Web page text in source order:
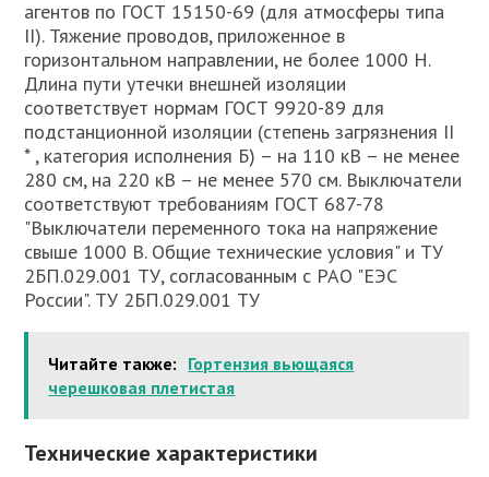
агентов по ГОСТ 15150-69 (для атмосферы типа
II). Тяжение проводов, приложенное в
горизонтальном направлении, не более 1000 Н.
Длина пути утечки внешней изоляции
соответствует нормам ГОСТ 9920-89 для
подстанционной изоляции (степень загрязнения II
* , категория исполнения Б) – на 110 кВ – не менее
280 см, на 220 кВ – не менее 570 см. Выключатели
соответствуют требованиям ГОСТ 687-78
"Выключатели переменного тока на напряжение
свыше 1000 В. Общие технические условия" и ТУ
2БП.029.001 ТУ, согласованным с РАО "ЕЭС
России". ТУ 2БП.029.001 ТУ
Читайте также: Гортензия вьющаяся
черешковая плетистая
Технические характеристики